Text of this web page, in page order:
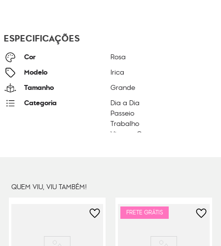
ESPECIFICAÇÕES
Cor Rosa
Modelo Irica
Tamanho Grande
Categoria
Dia a Dia
Passeio
Trabalho
Viagem Curta
Peso
QUEM VIU, VIU TAMBÉM!
FRETE GRÁTIS